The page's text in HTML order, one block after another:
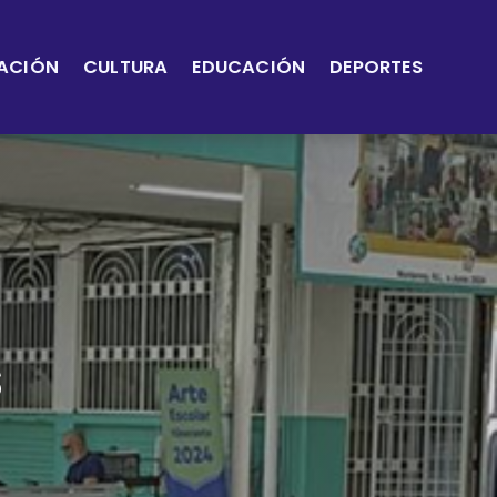
CULTURA EDUCACIÓN DEPORTES